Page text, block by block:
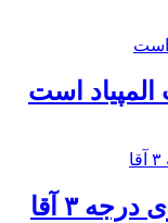
است
۳ آقا